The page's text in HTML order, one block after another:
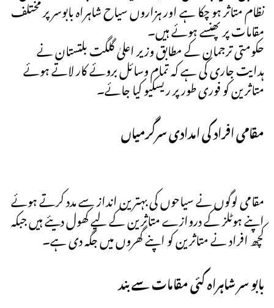
نظام متاثر ہو چکا ہے اور ہزاروں سیاح شاہراہ بابوسر پر مختلف
مقامات پر پھنسے ہوئے ہیں۔
حکومتی ترجمان کے مطابق وزیر اعلیٰ گلگت بلتستان نے
ہدایت جاری کی ہے کہ تمام وسائل بروئے کار لاتے ہوئے
متاثرین کو فوری طور پر ریسکیو کیا جائے۔
مقامی افراد کی امدادی سرگرمیاں
مقامی لوگوں نے سیاحوں کی بہترین انداز سے مدد کرتے ہوئے
اپنے ہوٹلز کے دروازے متاثرین کے لیے کھول دیئے ہیں جبکہ
کچھ افراد نے متاثرین کو اپنے گھروں میں جگہ دی ہے۔
بابو سر شاہراہ کئی مقامات سے بند